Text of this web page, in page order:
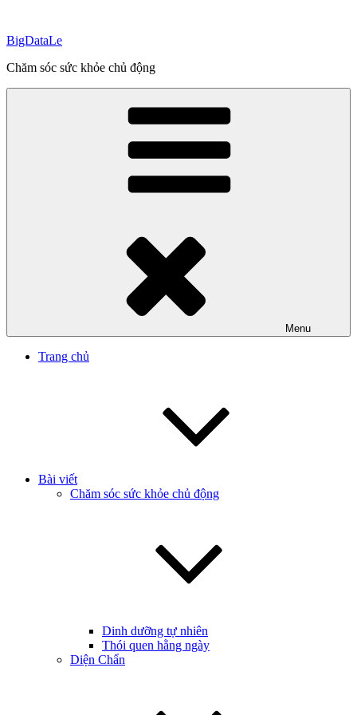
content
BigDataLe
Chăm sóc sức khỏe chủ động
Menu
Trang chủ
Bài viết
Chăm sóc sức khỏe chủ động
Dinh dưỡng tự nhiên
Thói quen hằng ngày
Diện Chẩn